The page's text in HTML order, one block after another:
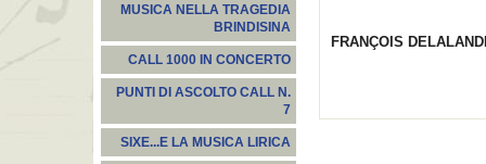
MUSICA NELLA TRAGEDIA
BRINDISINA
CALL 1000 IN CONCERTO
PUNTI DI ASCOLTO CALL N.
7
SIXE...E LA MUSICA LIRICA
FRANÇOIS